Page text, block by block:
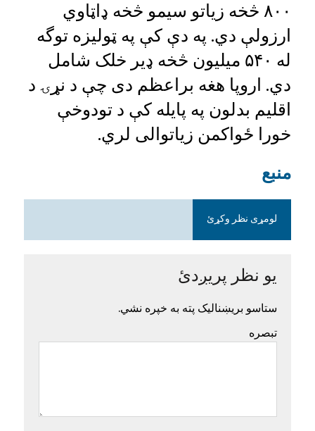
۸۰۰ څخه زیاتو سیمو څخه ډاټاوي
ارزولې دي. په دې کې په ټولیزه توگه
له ۵۴۰ ميلیون څخه ډیر خلک شامل
دي. اروپا هغه براعظم دی چې د نړۍ د
اقلیم بدلون په پایله کې د تودوخې
خورا ځواکمن زیاتوالی لري.
منبع
لومړی نظر وکړئ
یو نظر پریږدئ
ستاسو بریښنالیک پته به خپره نشي.
تبصره